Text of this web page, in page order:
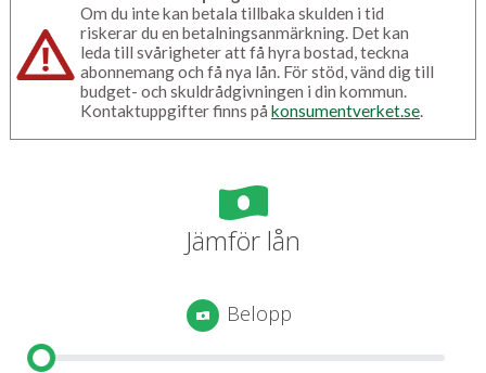
Om du inte kan betala tillbaka skulden i tid
riskerar du en betalningsanmärkning. Det kan
leda till svårigheter att få hyra bostad, teckna
abonnemang och få nya lån. För stöd, vänd dig till
budget- och skuldrådgivningen i din kommun.
Kontaktuppgifter finns på konsumentverket.se.